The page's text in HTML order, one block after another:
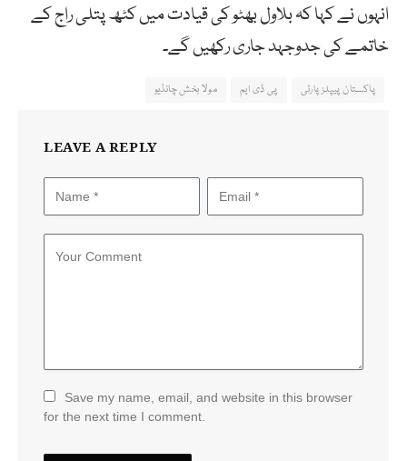
انہوں نے کہا کہ بلاول بھٹو کی قیادت میں کٹھ پتلی راج کے
خاتمے کی جدوجہد جاری رکھیں گے۔
پاکستان پیپلز پارٹی پی ڈی ایم مولا بخش چانڈیو
LEAVE A REPLY
Save my name, email, and website in this browser
for the next time I comment.